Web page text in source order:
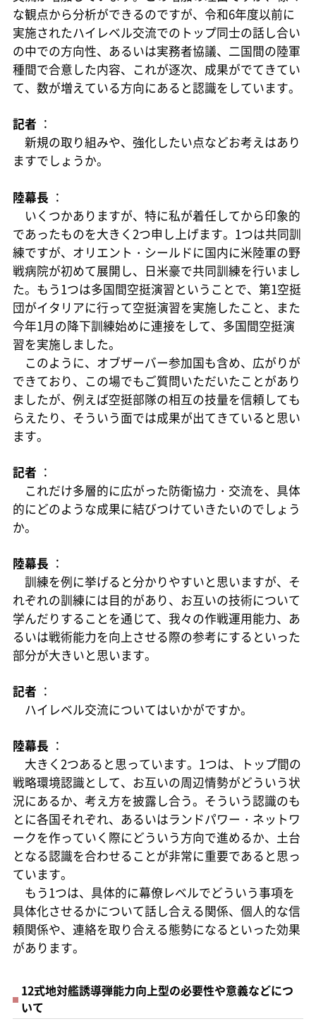
な観点から分析ができるのですが、令和6年度以前に
実施されたハイレベル交流でのトップ同士の話し合い
の中での方向性、あるいは実務者協議、二国間の陸軍
種間で合意した内容、これが逐次、成果がでてきてい
て、数が増えている方向にあると認識をしています。
記者 ：
新規の取り組みや、強化したい点などお考えはあり
ますでしょうか。
陸幕長 ：
いくつかありますが、特に私が着任してから印象的
であったものを大きく2つ申し上げます。1つは共同訓
練ですが、オリエント・シールドに国内に米陸軍の野
戦病院が初めて展開し、日米豪で共同訓練を行いまし
た。もう1つは多国間空挺演習ということで、第1空挺
団がイタリアに行って空挺演習を実施したこと、また
今年1月の降下訓練始めに連接をして、多国間空挺演
習を実施しました。
このように、オブザーバー参加国も含め、広がりが
できており、この場でもご質問いただいたことがあり
ましたが、例えば空挺部隊の相互の技量を信頼しても
らえたり、そういう面では成果が出てきていると思い
ます。
記者 ：
これだけ多層的に広がった防衛協力・交流を、具体
的にどのような成果に結びつけていきたいのでしょう
か。
陸幕長 ：
訓練を例に挙げると分かりやすいと思いますが、そ
れぞれの訓練には目的があり、お互いの技術について
学んだりすることを通じて、我々の作戦運用能力、あ
るいは戦術能力を向上させる際の参考にするといった
部分が大きいと思います。
記者 ：
ハイレベル交流についてはいかがですか。
陸幕長 ：
大きく2つあると思っています。1つは、トップ間の
戦略環境認識として、お互いの周辺情勢がどういう状
況にあるか、考え方を披露し合う。そういう認識のも
とに各国それぞれ、あるいはランドパワー・ネットワ
ークを作っていく際にどういう方向で進めるか、土台
となる認識を合わせることが非常に重要であると思っ
ています。
もう1つは、具体的に幕僚レベルでどういう事項を
具体化させるかについて話し合える関係、個人的な信
頼関係や、連絡を取り合える態勢になるといった効果
があります。
12式地対艦誘導弾能力向上型の必要性や意義などにつ
いて